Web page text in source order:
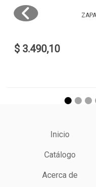
$ 3.490,10
Inicio
Catálogo
Acerca de